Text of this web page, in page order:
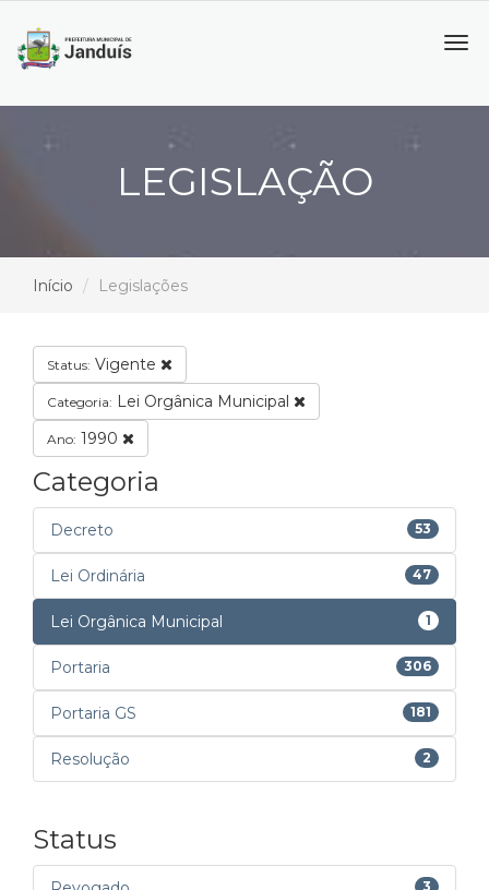
LEGISLAÇÃO
Início Legislações
Status: Vigente
Categoria: Lei Orgânica Municipal
Ano: 1990
Categoria
Decreto 53
Lei Ordinária 47
Lei Orgânica Municipal 1
Portaria 306
Portaria GS 181
Resolução 2
Status
3